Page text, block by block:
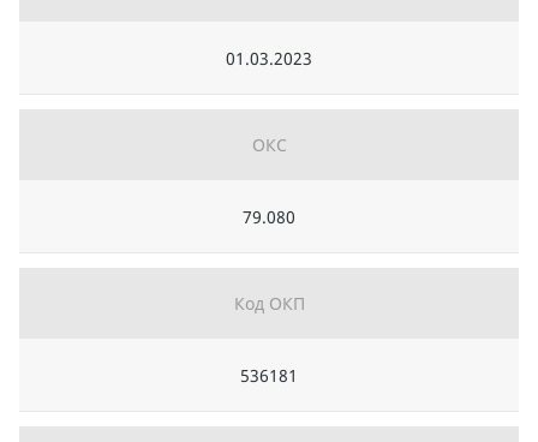
01.03.2023
ОКС
79.080
Код ОКП
536181